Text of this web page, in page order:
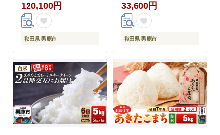
秋田 秋田県産]
120,100円
秋田県 男鹿市
先行受付 こめ 秋田 男
鹿市 ミルキークイーン
白米 あきたこまち]
33,600円
秋田県 男鹿市